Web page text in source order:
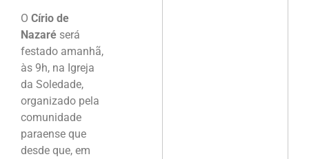
O Círio de
Nazaré será
festado amanhã,
às 9h, na Igreja
da Soledade,
organizado pela
comunidade
paraense que
desde que, em